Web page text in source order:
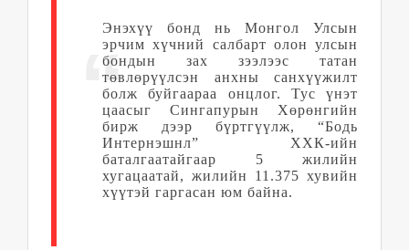
Энэхүү бонд нь Монгол Улсын
эрчим хүчний салбарт олон улсын
бондын зах зээлээс татан
төвлөрүүлсэн анхны санхүүжилт
болж буйгаараа онцлог. Тус үнэт
цаасыг Сингапурын Хөрөнгийн
бирж дээр бүртгүүлж, “Бодь
Интернэшнл” ХХК-ийн
баталгаатайгаар 5 жилийн
хугацаатай, жилийн 11.375 хувийн
хүүтэй гаргасан юм байна.